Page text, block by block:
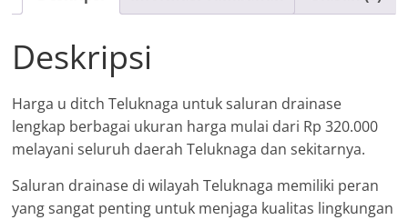
Deskripsi
Harga u ditch Teluknaga untuk saluran drainase
lengkap berbagai ukuran harga mulai dari Rp 320.000
melayani seluruh daerah Teluknaga dan sekitarnya.
Saluran drainase di wilayah Teluknaga memiliki peran
yang sangat penting untuk menjaga kualitas lingkungan